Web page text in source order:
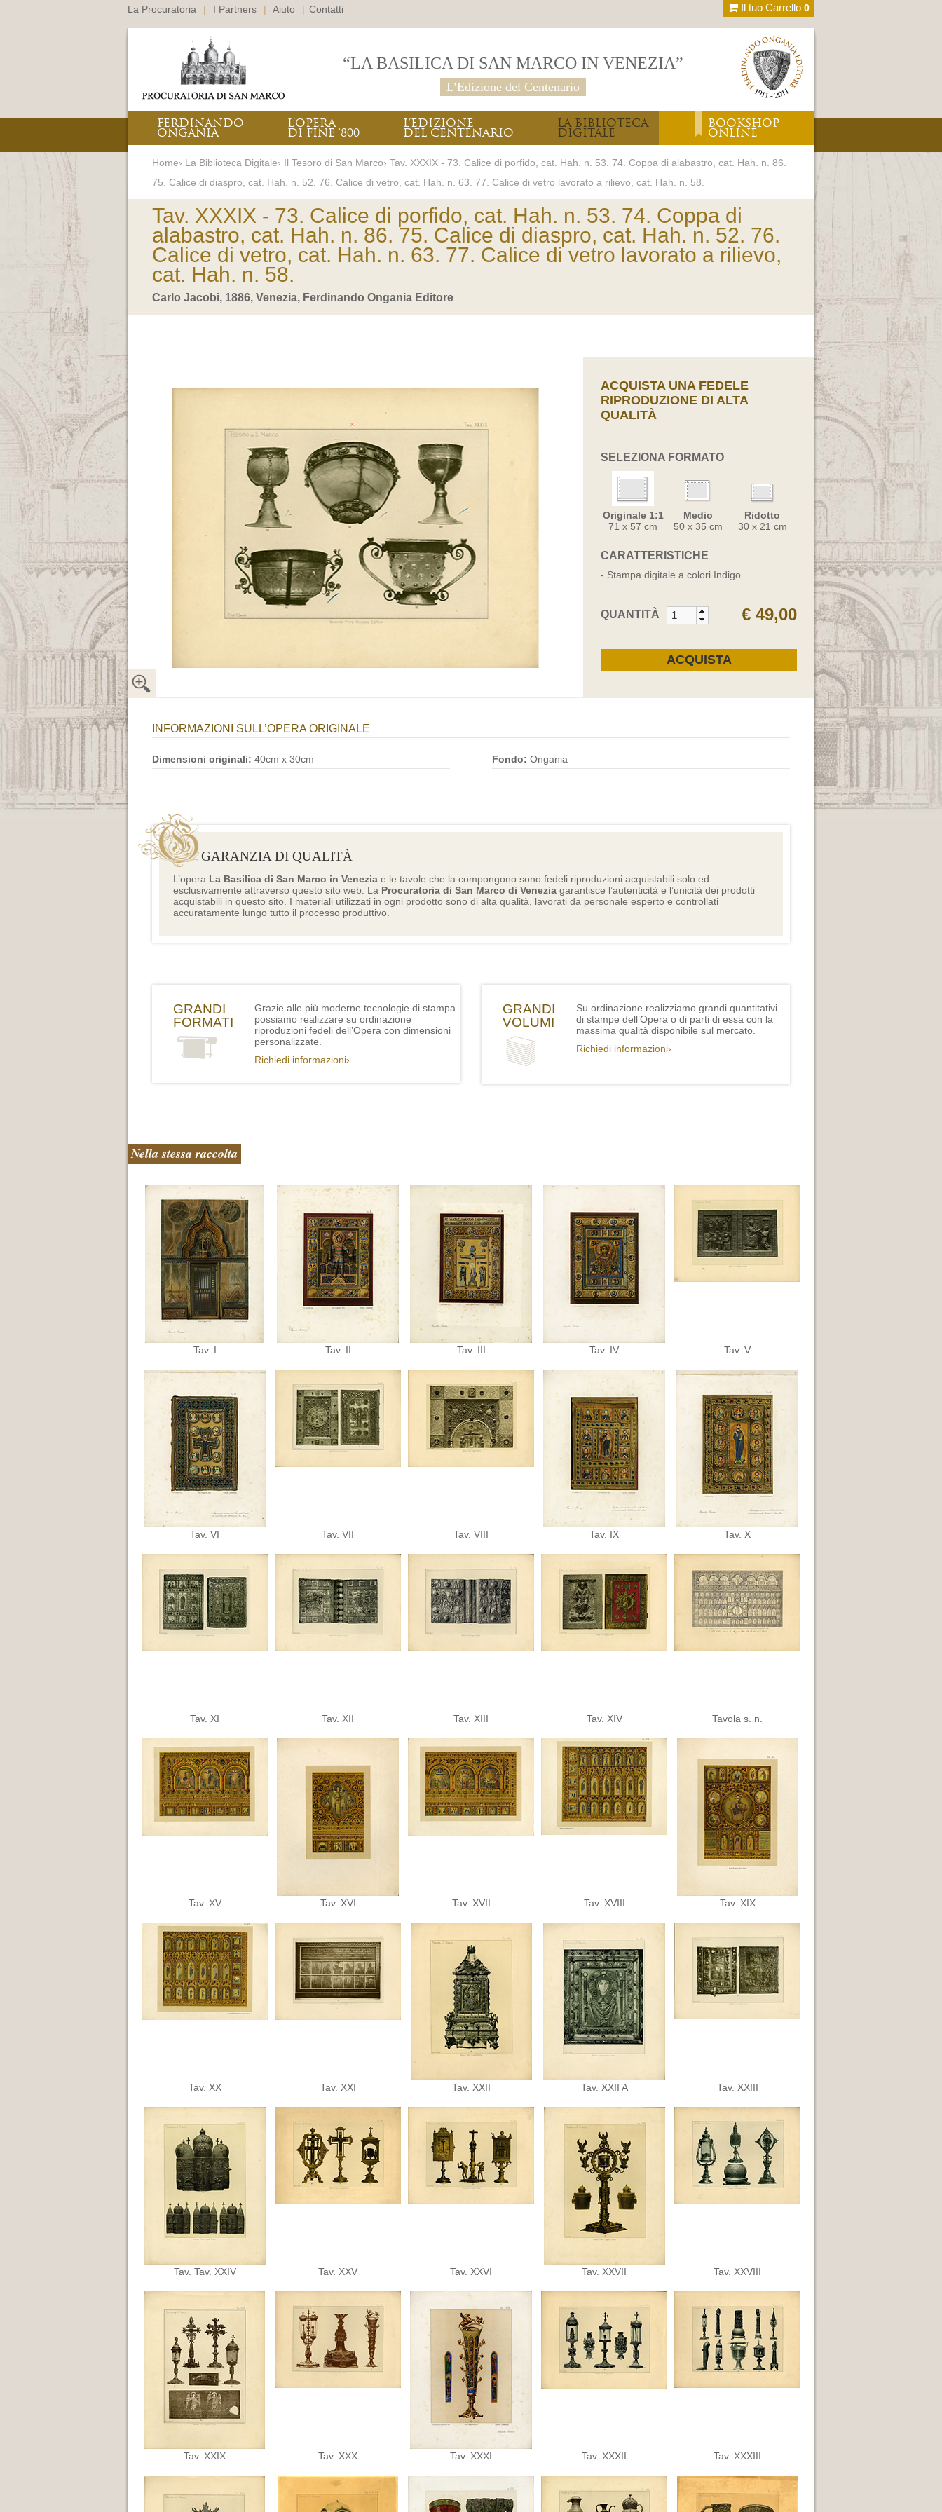
La Procuratoria | I Partners | Aiuto | Contatti Il tuo Carrello 0
“LA BASILICA DI SAN MARCO IN VENEZIA”
L’Edizione del Centenario
FERDINANDO
ONGANIA
L’OPERA
DI FINE ‘800
L’EDIZIONE
DEL CENTENARIO
LA BIBLIOTECA
DIGITALE
BOOKSHOP
ONLINE
Home› La Biblioteca Digitale› Il Tesoro di San Marco› Tav. XXXIX - 73. Calice di porfido, cat. Hah. n. 53. 74. Coppa di alabastro, cat. Hah. n. 86.
75. Calice di diaspro, cat. Hah. n. 52. 76. Calice di vetro, cat. Hah. n. 63. 77. Calice di vetro lavorato a rilievo, cat. Hah. n. 58.
Tav. XXXIX - 73. Calice di porfido, cat. Hah. n. 53. 74. Coppa di
alabastro, cat. Hah. n. 86. 75. Calice di diaspro, cat. Hah. n. 52. 76.
Calice di vetro, cat. Hah. n. 63. 77. Calice di vetro lavorato a rilievo,
cat. Hah. n. 58.
Carlo Jacobi, 1886, Venezia, Ferdinando Ongania Editore
ACQUISTA UNA FEDELE
RIPRODUZIONE DI ALTA
QUALITÀ
SELEZIONA FORMATO
Originale 1:1
71 x 57 cm
Medio
50 x 35 cm
Ridotto
30 x 21 cm
CARATTERISTICHE
- Stampa digitale a colori Indigo
QUANTITÀ € 49,00
INFORMAZIONI SULL’OPERA ORIGINALE
Dimensioni originali: 40cm x 30cm Fondo: Ongania
GARANZIA DI QUALITÀ
L’opera La Basilica di San Marco in Venezia e le tavole che la compongono sono fedeli riproduzioni acquistabili solo ed
esclusivamente attraverso questo sito web. La Procuratoria di San Marco di Venezia garantisce l’autenticità e l’unicità dei prodotti
acquistabili in questo sito. I materiali utilizzati in ogni prodotto sono di alta qualità, lavorati da personale esperto e controllati
accuratamente lungo tutto il processo produttivo.
GRANDI
FORMATI
Grazie alle più moderne tecnologie di stampa
possiamo realizzare su ordinazione
riproduzioni fedeli dell’Opera con dimensioni
personalizzate.
Richiedi informazioni›
GRANDI
VOLUMI
Su ordinazione realizziamo grandi quantitativi
di stampe dell’Opera o di parti di essa con la
massima qualità disponibile sul mercato.
Richiedi informazioni›
Nella stessa raccolta
Tav. I Tav. II Tav. III Tav. IV Tav. V
Tav. VI Tav. VII Tav. VIII Tav. IX Tav. X
Tav. XI Tav. XII Tav. XIII Tav. XIV Tavola s. n.
Tav. XV Tav. XVI Tav. XVII Tav. XVIII Tav. XIX
Tav. XX Tav. XXI Tav. XXII Tav. XXII A Tav. XXIII
Tav. Tav. XXIV Tav. XXV Tav. XXVI Tav. XXVII Tav. XXVIII
Tav. XXIX Tav. XXX Tav. XXXI Tav. XXXII Tav. XXXIII